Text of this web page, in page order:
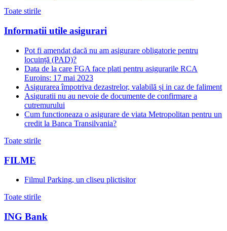
Toate stirile
Informatii utile asigurari
Pot fi amendat dacă nu am asigurare obligatorie pentru
locuință (PAD)?
Data de la care FGA face plati pentru asigurarile RCA
Euroins: 17 mai 2023
Asigurarea împotriva dezastrelor, valabilă și in caz de faliment
Asiguratii nu au nevoie de documente de confirmare a
cutremurului
Cum functioneaza o asigurare de viata Metropolitan pentru un
credit la Banca Transilvania?
Toate stirile
FILME
Filmul Parking, un cliseu plictisitor
Toate stirile
ING Bank